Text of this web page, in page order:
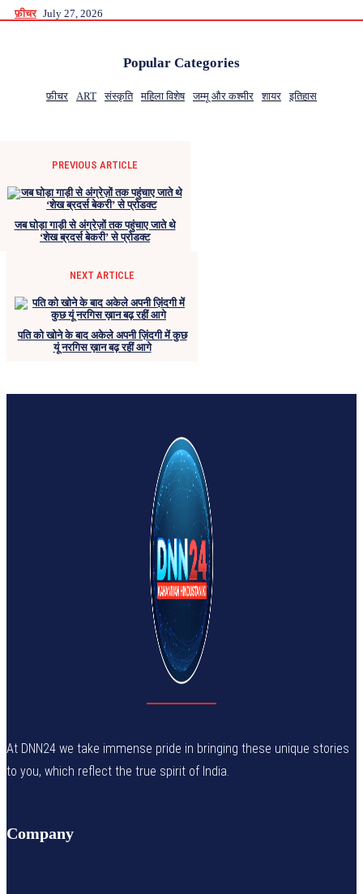
फ़ीचर July 27, 2026
Popular Categories
फ़ीचर ART संस्कृति महिला विशेष जम्मू और कश्मीर शायर इतिहास
PREVIOUS ARTICLE
जब घोड़ा गाड़ी से अंग्रेज़ों तक पहुंचाए जाते थे
‘शेख ब्रदर्स बेकरी’ से प्रोडक्ट
NEXT ARTICLE
पति को खोने के बाद अकेले अपनी ज़िंदगी में कुछ
यूं नरगिस ख़ान बढ़ रहीं आगे
At DNN24 we take immense pride in bringing these unique stories
to you, which reflect the true spirit of India.
Company